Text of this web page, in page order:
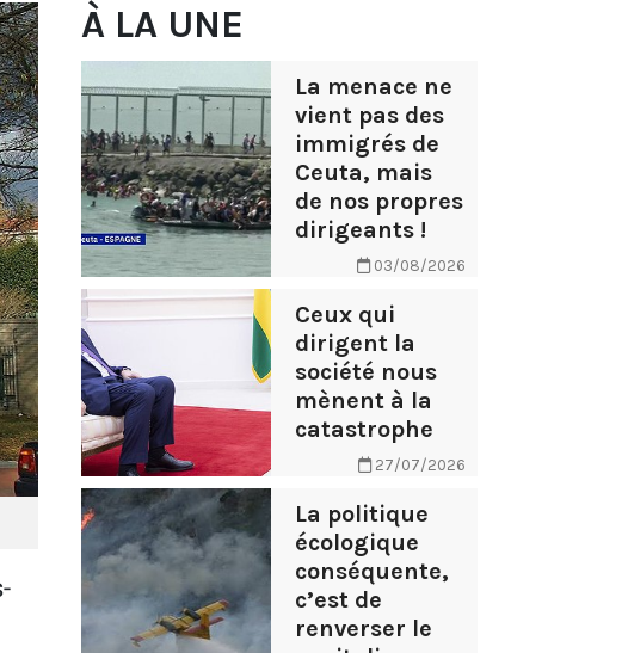
À LA UNE
La menace ne
vient pas des
immigrés de
Ceuta, mais
de nos propres
dirigeants !
03/08/2026
Ceux qui
dirigent la
société nous
mènent à la
catastrophe
27/07/2026
La politique
écologique
conséquente,
c’est de
renverser le